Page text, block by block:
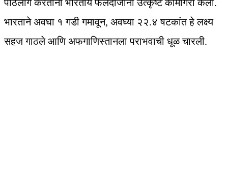
पाठलाग करताना भारतीय फलंदाजांनी उत्कृष्ट कामगिरी केली.
भारताने अवघा १ गडी गमावून, अवघ्या २२.४ षटकांत हे लक्ष्य
सहज गाठले आणि अफगाणिस्तानला पराभवाची धूळ चारली.